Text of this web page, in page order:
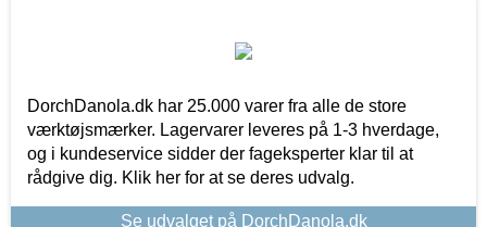
DorchDanola.dk har 25.000 varer fra alle de store
værktøjsmærker. Lagervarer leveres på 1-3 hverdage,
og i kundeservice sidder der fageksperter klar til at
rådgive dig. Klik her for at se deres udvalg.
Se udvalget på DorchDanola.dk